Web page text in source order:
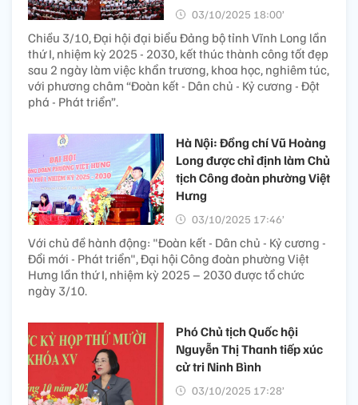
03/10/2025 18:00’
Chiều 3/10, Đại hội đại biểu Đảng bộ tỉnh Vĩnh Long lần
thứ I, nhiệm kỳ 2025 - 2030, kết thúc thành công tốt đẹp
sau 2 ngày làm việc khẩn trương, khoa học, nghiêm túc,
với phương châm “Đoàn kết - Dân chủ - Kỷ cương - Đột
phá - Phát triển”.
Hà Nội: Đồng chí Vũ Hoàng
Long được chỉ định làm Chủ
tịch Công đoàn phường Việt
Hưng
03/10/2025 17:46’
Với chủ đề hành động: "Đoàn kết - Dân chủ - Kỷ cương -
Đổi mới - Phát triển", Đại hội Công đoàn phường Việt
Hưng lần thứ I, nhiệm kỳ 2025 – 2030 được tổ chức
ngày 3/10.
Phó Chủ tịch Quốc hội
Nguyễn Thị Thanh tiếp xúc
cử tri Ninh Bình
03/10/2025 17:28’